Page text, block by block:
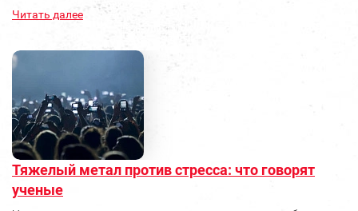
Читать далее
Тяжелый метал против стресса: что говорят
ученые